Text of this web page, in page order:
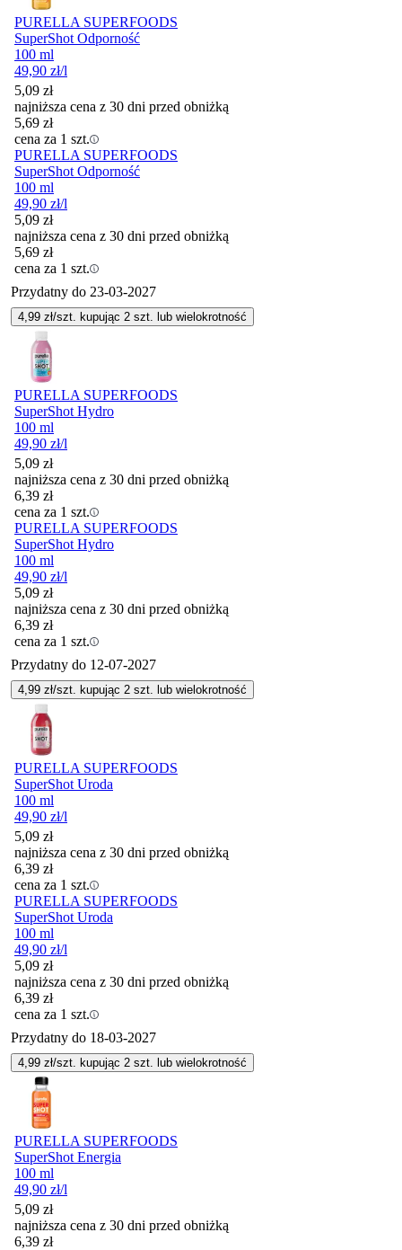
PURELLA SUPERFOODS
SuperShot Odporność
100 ml
49,90 zł/l
5,09 zł
najniższa cena z 30 dni przed obniżką
5,69 zł
cena za 1 szt.
PURELLA SUPERFOODS
SuperShot Odporność
100 ml
49,90 zł/l
5,09 zł
najniższa cena z 30 dni przed obniżką
5,69 zł
cena za 1 szt.
Przydatny do 23-03-2027
4,99 zł/szt. kupując 2 szt. lub wielokrotność
PURELLA SUPERFOODS
SuperShot Hydro
100 ml
49,90 zł/l
5,09 zł
najniższa cena z 30 dni przed obniżką
6,39 zł
cena za 1 szt.
PURELLA SUPERFOODS
SuperShot Hydro
100 ml
49,90 zł/l
5,09 zł
najniższa cena z 30 dni przed obniżką
6,39 zł
cena za 1 szt.
Przydatny do 12-07-2027
4,99 zł/szt. kupując 2 szt. lub wielokrotność
PURELLA SUPERFOODS
SuperShot Uroda
100 ml
49,90 zł/l
5,09 zł
najniższa cena z 30 dni przed obniżką
6,39 zł
cena za 1 szt.
PURELLA SUPERFOODS
SuperShot Uroda
100 ml
49,90 zł/l
5,09 zł
najniższa cena z 30 dni przed obniżką
6,39 zł
cena za 1 szt.
Przydatny do 18-03-2027
4,99 zł/szt. kupując 2 szt. lub wielokrotność
PURELLA SUPERFOODS
SuperShot Energia
100 ml
49,90 zł/l
5,09 zł
najniższa cena z 30 dni przed obniżką
6,39 zł